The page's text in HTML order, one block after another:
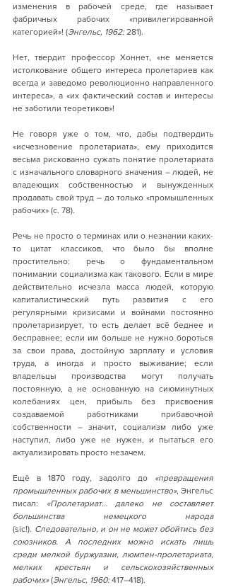
изменения в рабочей среде, где называет
фабричных рабочих «привилегированной
категорией»! (Энгельс, 1962: 281).
Нет, твердит профессор Хоннет, «не меняется
истолкование общего интереса пролетариев как
всегда и заведомо революционно направленного
интереса», а «их фактический состав и интересы
не заботили теоретиков»!
Не говоря уже о том, что, дабы подтвердить
«исчезновение пролетариата», ему приходится
весьма рискованно сужать понятие пролетариата
с изначального словарного значения – людей, не
владеющих собственностью и вынужденных
продавать свой труд – до только «промышленных
рабочих» (с. 78).
Речь не просто о терминах или о незнании каких-
то цитат классиков, что было бы вполне
простительно: речь о фундаментальном
понимании социализма как такового. Если в мире
действительно исчезла масса людей, которую
капиталистический путь развития с его
регулярными кризисами и войнами постоянно
пролетаризирует, то есть делает всё беднее и
бесправнее; если им больше не нужно бороться
за свои права, достойную зарплату и условия
труда, а иногда и просто выживание; если
владельцы производства могут получать
постоянную, а не основанную на сиюминутных
колебаниях цен, прибыль без присвоения
создаваемой работниками прибавочной
собственности – значит, социализм либо уже
наступил, либо уже не нужен, и пытаться его
актуализировать просто незачем.
Ещё в 1870 году, задолго до «превращения
промышленных рабочих в меньшинство», Энгельс
писал:
«Пролетариат… далеко не составляет
большинства немецкого народа
(sic!). Следовательно, и он не может обойтись без
союзников. А последних можно искать лишь
среди мелкой буржуазии, люмпен-пролетариата,
мелких крестьян и сельскохозяйственных
рабочих» (Энгельс, 1960: 417–418).